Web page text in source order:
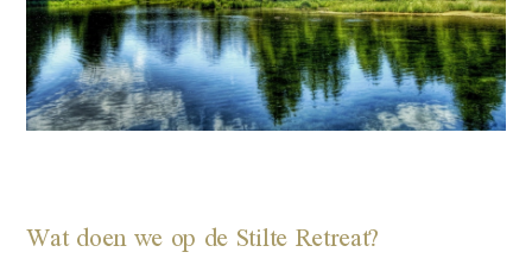
Wat doen we op de Stilte Retreat?